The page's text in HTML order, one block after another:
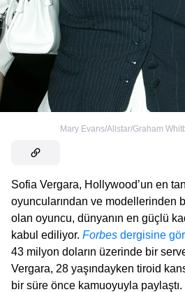
Mary Evans/Allstar/Graham
Sofia Vergara, Hollywood’un en
oyuncularından ve modellerinden
olan oyuncu, dünyanın en güçlü
kabul ediliyor. Forbes dergisine
43 milyon doların üzerinde bir
Vergara, 28 yaşındayken tiroid
bir süre önce kamuoyuyla paylaştı.